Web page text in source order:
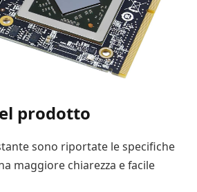
prodotto
sono riportate le specifiche
maggiore chiarezza e facile